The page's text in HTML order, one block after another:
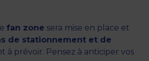
fan zone sera mise en place et
de stationnement et de
à prévoir. Pensez à anticiper vos